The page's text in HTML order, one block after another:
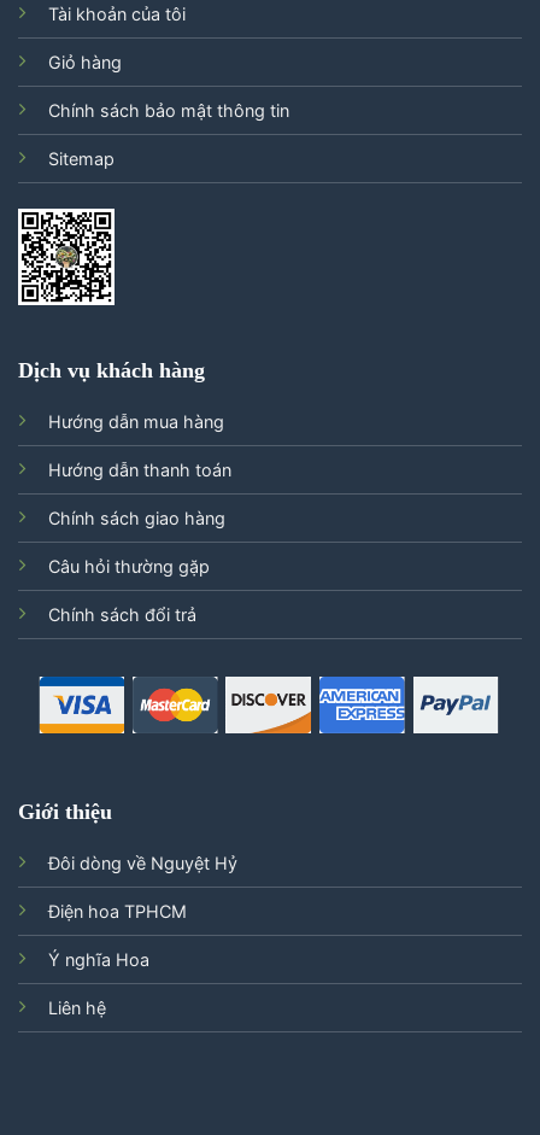
Tài khoản của tôi
Giỏ hàng
Chính sách bảo mật thông tin
Sitemap
Dịch vụ khách hàng
Hướng dẫn mua hàng
Hướng dẫn thanh toán
Chính sách giao hàng
Câu hỏi thường gặp
Chính sách đổi trả
Giới thiệu
Đôi dòng về Nguyệt Hỷ
Điện hoa TPHCM
Ý nghĩa Hoa
Liên hệ